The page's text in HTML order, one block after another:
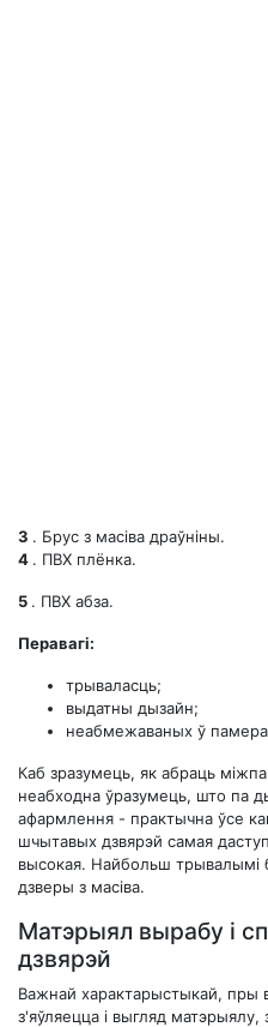
3 . Брус з масіва драўніны.
4 . ПВХ плёнка.
5 . ПВХ абза.
Перавагі:
трываласць;
выдатны дызайн;
неабмежаваных ў
Каб зразумець, як абраць
неабходна ўразумець, што па
афармлення - практычна ўсе
шчытавых дзвярэй самая
высокая. Найбольш трывалымі
дзверы з масіва.
Матэрыял вырабу і
дзвярэй
Важнай характарыстыкай, пры
з'яўляецца і выгляд матэрыялу,